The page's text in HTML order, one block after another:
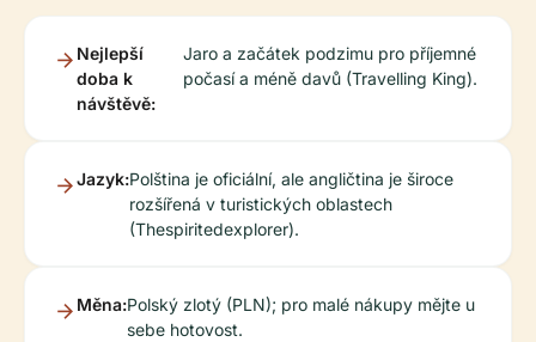
Nejlepší
doba k
návštěvě:
Jaro a začátek podzimu pro příjemné
počasí a méně davů (Travelling King).
Jazyk:Polština je oficiální, ale angličtina je široce
rozšířená v turistických oblastech
(Thespiritedexplorer).
Měna:Polský zlotý (PLN); pro malé nákupy mějte u
sebe hotovost.